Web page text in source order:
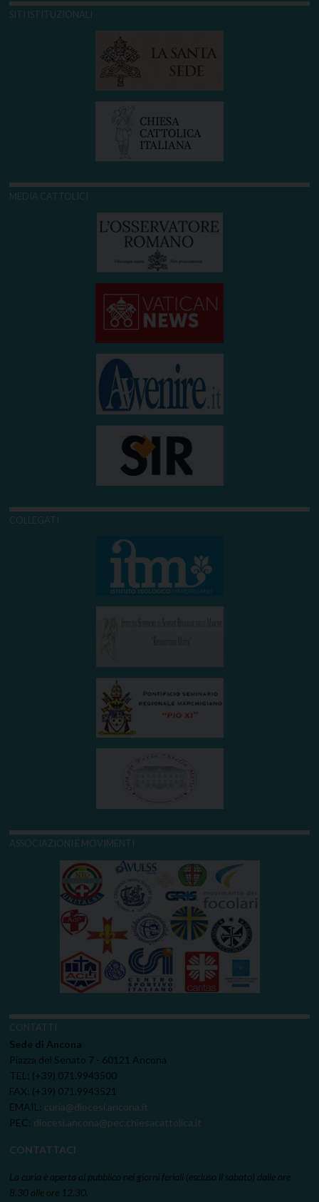
SITI ISTITUZIONALI
MEDIA CATTOLICI
COLLEGATI
ASSOCIAZIONI E MOVIMENTI
CONTATTI
Sede di Ancona
Piazza del Senato 7 - 60121 Ancona
TEL: (+39) 071.9943500
FAX: (+39) 071.9943521
EMAIL: curia@diocesi.ancona.it
PEC: diocesi.ancona@pec.chiesacattolica.it
CONTATTACI
La curia è aperta al pubblico nei giorni feriali (escluso il sabato) dalle ore
8.30 alle ore 12.30.